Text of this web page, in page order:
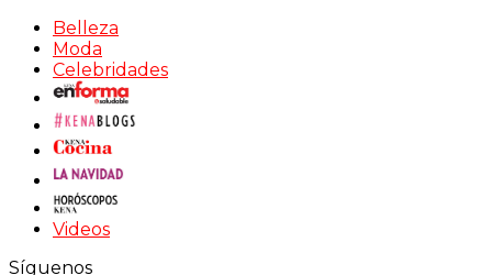
Belleza
Moda
Celebridades
Videos
Síguenos